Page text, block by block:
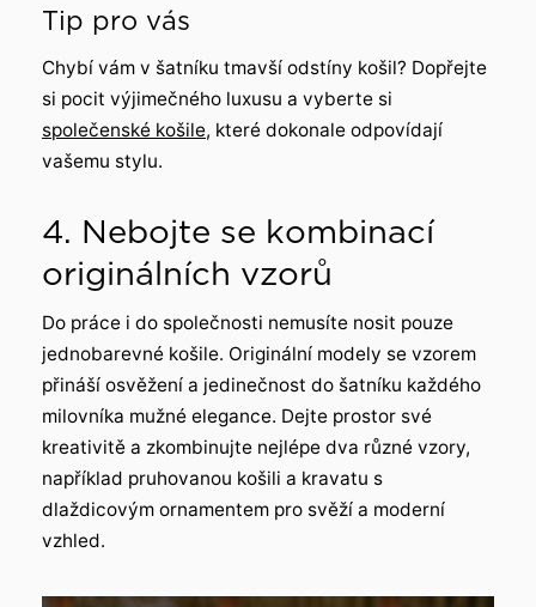
Tip pro vás
Chybí vám v šatníku tmavší odstíny košil? Dopřejte
si pocit výjimečného luxusu a vyberte si
společenské košile, které dokonale odpovídají
vašemu stylu.
4. Nebojte se kombinací
originálních vzorů
Do práce i do společnosti nemusíte nosit pouze
jednobarevné košile. Originální modely se vzorem
přináší osvěžení a jedinečnost do šatníku každého
milovníka mužné elegance. Dejte prostor své
kreativitě a zkombinujte nejlépe dva různé vzory,
například pruhovanou košili a kravatu s
dlaždicovým ornamentem pro svěží a moderní
vzhled.